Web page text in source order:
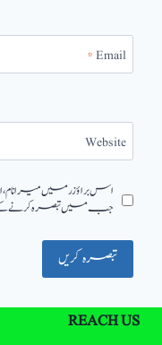
Email
*
Website
اس براؤزر میں میرا نام،
جب میں تبصرہ کرنے
REACH US